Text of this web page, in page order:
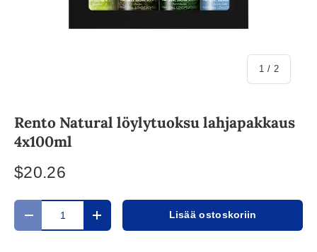
1 / /2
Rento Natural löylytuoksu lahjapakkaus
4x100ml
$20.26
Määrä
Translation missing: fi.cart.items.decrease_quantity
Translation missing:Lisää ostoskoriin